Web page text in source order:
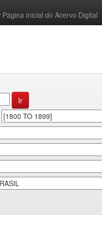
Página inicial do Acervo Digital